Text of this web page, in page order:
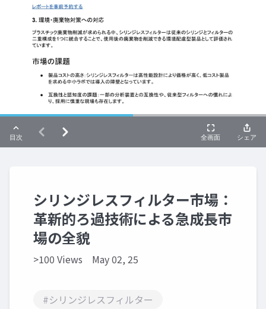
シリンジレスフィルター市場：
革新的ろ過技術による急成長市
場の全貌
>100 Views May 02, 25
#シリンジレスフィルター